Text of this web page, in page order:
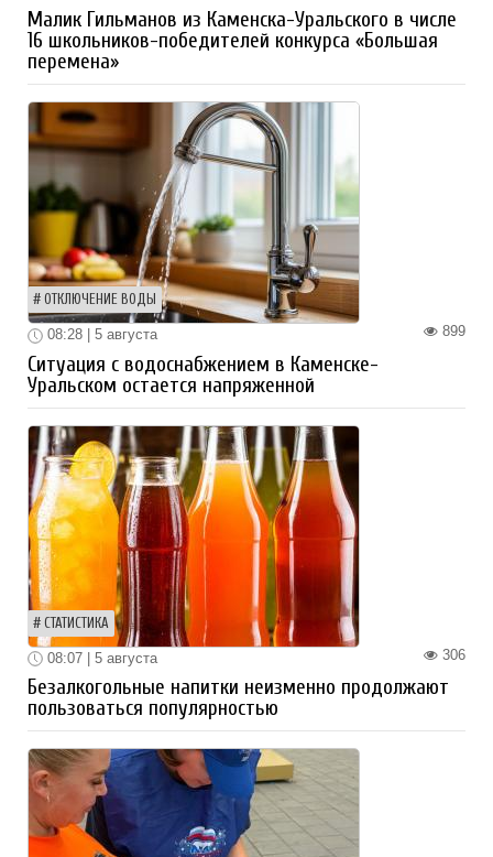
Малик Гильманов из Каменска-Уральского в числе
16 школьников-победителей конкурса «Большая
перемена»
ОТКЛЮЧЕНИЕ ВОДЫ
899
08:28 | 5 августа
Ситуация с водоснабжением в Каменске-
Уральском остается напряженной
СТАТИСТИКА
306
08:07 | 5 августа
Безалкогольные напитки неизменно продолжают
пользоваться популярностью